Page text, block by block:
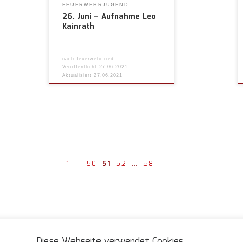
FEUERWEHRJUGEND
26. Juni – Aufnahme Leo
Kainrath
nachfeuerwehr-ried
Veröffentlicht27.06.2021
Aktualisiert27.06.2021
1 … 50 51 52 … 58
§